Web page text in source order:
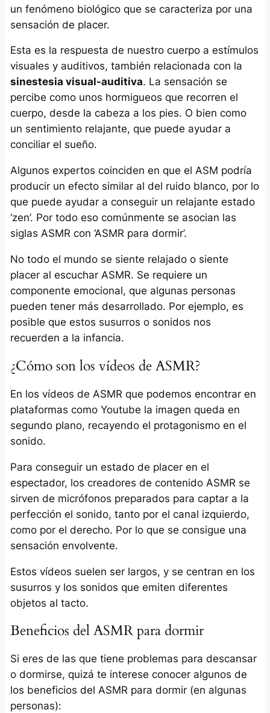
un fenómeno biológico que se caracteriza por una
sensación de placer.
Esta es la respuesta de nuestro cuerpo a estímulos
visuales y auditivos, también relacionada con la
sinestesia visual-auditiva. La sensación se
percibe como unos hormigueos que recorren el
cuerpo, desde la cabeza a los pies. O bien como
un sentimiento relajante, que puede ayudar a
conciliar el sueño.
Algunos expertos coinciden en que el ASM podría
producir un efecto similar al del ruido blanco, por lo
que puede ayudar a conseguir un relajante estado
‘zen’. Por todo eso comúnmente se asocian las
siglas ASMR con ‘ASMR para dormir’.
No todo el mundo se siente relajado o siente
placer al escuchar ASMR. Se requiere un
componente emocional, que algunas personas
pueden tener más desarrollado. Por ejemplo, es
posible que estos susurros o sonidos nos
recuerden a la infancia.
¿Cómo son los vídeos de ASMR?
En los vídeos de ASMR que podemos encontrar en
plataformas como Youtube la imagen queda en
segundo plano, recayendo el protagonismo en el
sonido.
Para conseguir un estado de placer en el
espectador, los creadores de contenido ASMR se
sirven de micrófonos preparados para captar a la
perfección el sonido, tanto por el canal izquierdo,
como por el derecho. Por lo que se consigue una
sensación envolvente.
Estos vídeos suelen ser largos, y se centran en los
susurros y los sonidos que emiten diferentes
objetos al tacto.
Beneficios del ASMR para dormir
Si eres de las que tiene problemas para descansar
o dormirse, quizá te interese conocer algunos de
los beneficios del ASMR para dormir (en algunas
personas):